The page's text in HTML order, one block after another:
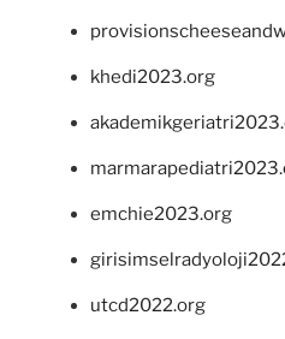
khedi2023.org
emchie2023.org
utcd2022.org